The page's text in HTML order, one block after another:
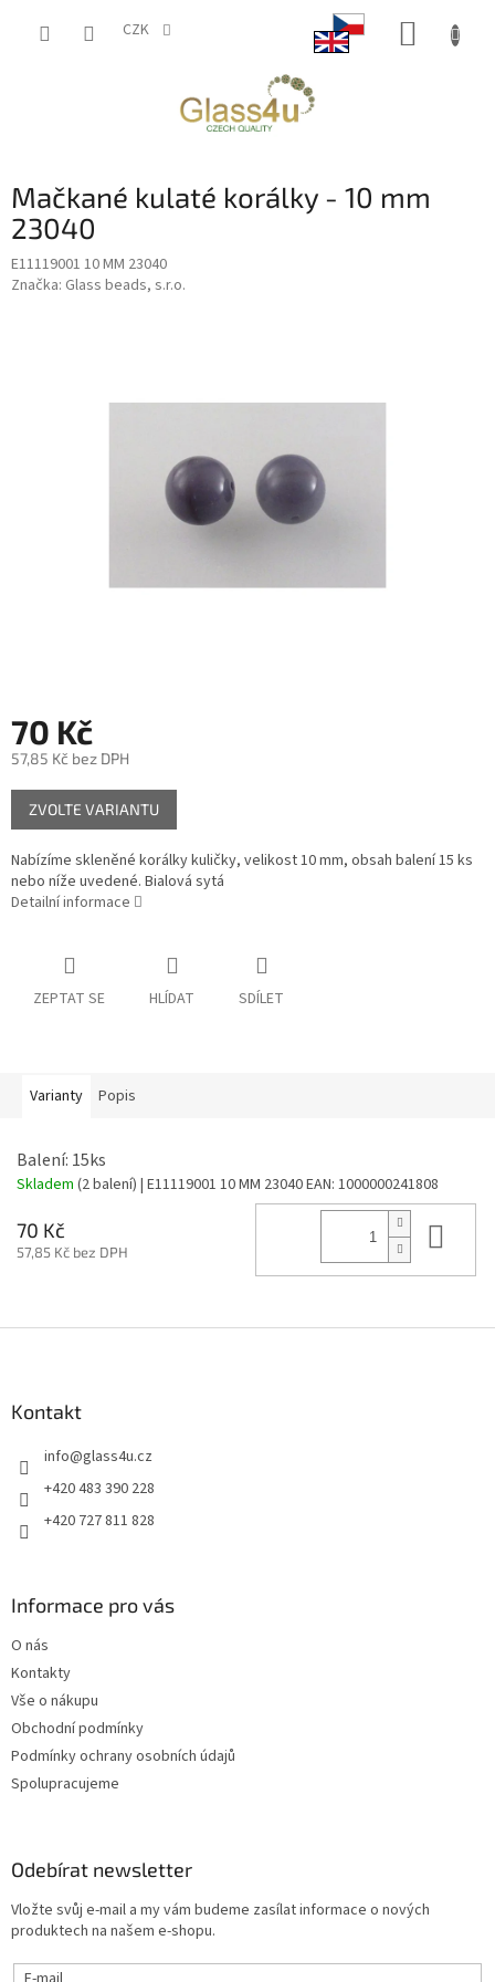
CZK
Mačkané kulaté korálky - 10 mm
23040
E11119001 10 MM 23040
Značka: Glass beads, s.r.o.
70 Kč
57,85 Kč bez DPH
Měrná
cena:
ZVOLTE VARIANTU
Nabízíme skleněné korálky kuličky, velikost 10 mm, obsah balení 15 ks
nebo níže uvedené. Bialová sytá
Detailní informace
ZEPTAT SE HLÍDAT SDÍLET
Varianty Popis
Balení: 15ks
Skladem (2 balení) | E11119001 10 MM 23040EAN: 1000000241808
70 Kč
57,85 Kč bez DPH
Kontakt
info@glass4u.cz
+420 483 390 228
+420 727 811 828
Informace pro vás
O nás
Kontakty
Vše o nákupu
Obchodní podmínky
Podmínky ochrany osobních údajů
Spolupracujeme
Odebírat newsletter
Vložte svůj e-mail a my vám budeme zasílat informace o nových
produktech na našem e-shopu.